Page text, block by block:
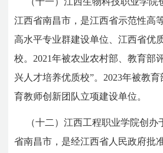
江西省南昌市，是江西省示范性高
高水平专业群建设单位、江西省优
校。2021年被农业农村部、教育部
兴人才培养优质校”。2023年被教
育教师创新团队立项建设单位。
（十二）江西工程职业学院创办
省南昌市，是经江西省人民政府批